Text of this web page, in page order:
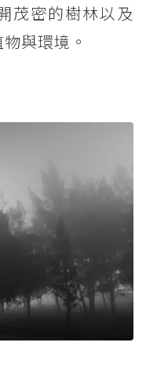
茂密的樹林以及
與環境。